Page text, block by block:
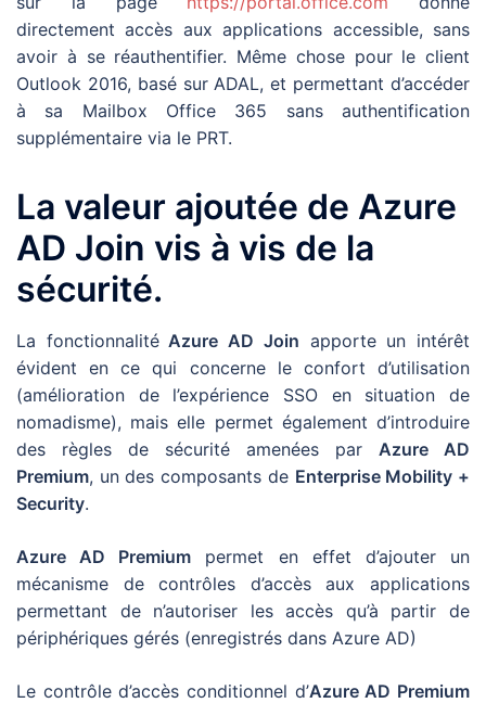
directement accès aux applications accessible, sans
avoir à se réauthentifier. Même chose pour le client
Outlook 2016, basé sur ADAL, et permettant d’accéder
à sa Mailbox Office 365 sans authentification
supplémentaire via le PRT.
La valeur ajoutée de Azure
AD Join vis à vis de la
sécurité.
La fonctionnalitéAzure AD Join apporte un intérêt
évident en ce qui concerne le confort d’utilisation
(amélioration de l’expérience SSO en situation de
nomadisme), mais elle permet également d’introduire
des règles de sécurité amenées par Azure AD
Premium, un des composants de Enterprise Mobility +
Security.
Azure AD Premium permet en effet d’ajouter un
mécanisme de contrôles d’accès aux applications
permettant de n’autoriser les accès qu’à partir de
périphériques gérés (enregistrés dans Azure AD)
Le contrôle d’accès conditionnel d’Azure AD Premium